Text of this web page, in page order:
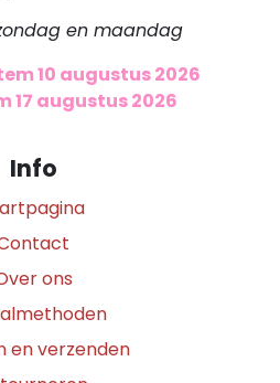
en maandag
tem 10 augustus 2026
17 augustus 2026
Info
ons
en verzenden